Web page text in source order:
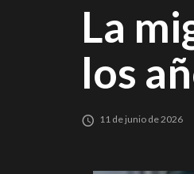
La
los
11 de junio de 2026